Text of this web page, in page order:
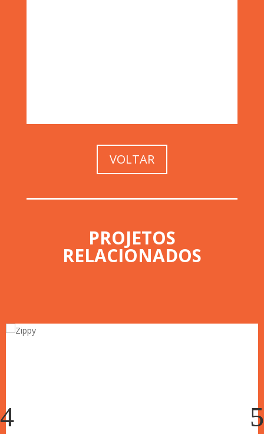
VOLTAR
PROJETOS
RELACIONADOS